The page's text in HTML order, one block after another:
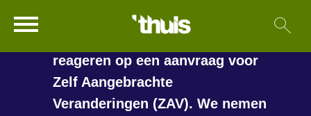
Naar hoofdinhoud
Naar hoofdnavigatiemenu
Naar zoeken
Naar de homepage
Ga naar Hoofd
langer duren voordat we
reageren op een aanvraag voor
Zelf Aangebrachte
Veranderingen (ZAV). We nemen